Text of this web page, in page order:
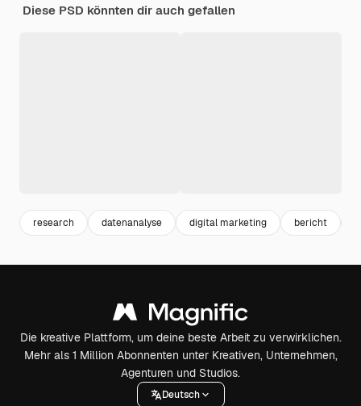
Diese PSD könnten dir auch gefallen
research datenanalyse digital marketing bericht
Die kreative Plattform, um deine beste Arbeit zu verwirklichen.
Mehr als 1 Million Abonnenten unter Kreativen, Unternehmen,
Agenturen und Studios.
Deutsch